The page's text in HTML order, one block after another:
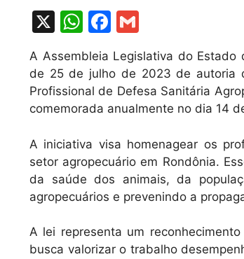
X
W
h
at
s
A
p
F
a
c
e
b
o
k
m
ai
l
A Assembleia Legislativa do Estado
de 25 de julho de 2023 de autoria
Profissional de Defesa Sanitária
comemorada anualmente no dia 14
A iniciativa visa homenagear os
setor agropecuário em Rondônia.
da saúde dos animais, da
agropecuários e prevenindo a
A lei representa um
busca valorizar o trabalho